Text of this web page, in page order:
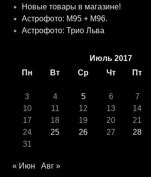
Новые товары в магазине!
Астрофото: M95 + M96.
Астрофото: Трио Льва
Июль 2017
Пн
Вт Ср Чт Пт
3
4 5 6 7
10
11 12 13 14
17
18 19 20 21
24
25 26 27 28
31
« Июн Авг »